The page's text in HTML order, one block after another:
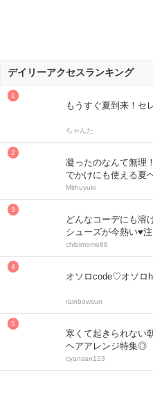
デイリーアクセスランキング
もうすぐ夏到来！セ
ちゃんた
凝ったのなんて無理
でかけにも使える夏
Mithuyuki
どんなコーデにも溶
シューズが今熱い♥
chibimomo88
オソロcode♡オソロ
rainbowsun
寒くて起きられない
ヘアアレンジ特集◎
cyansan123